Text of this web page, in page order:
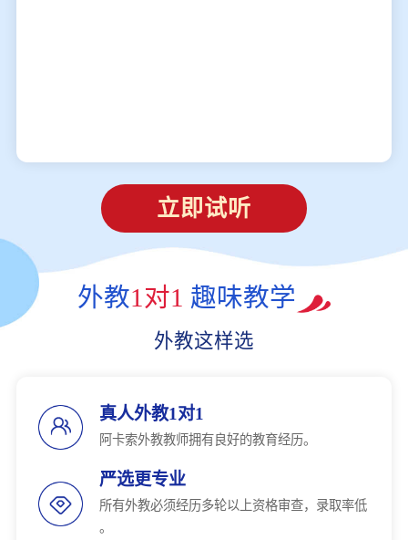
立即试听
外教1对1 趣味教学
外教这样选
真人外教1对1
阿卡索外教教师拥有良好的教育经历。
严选更专业
所有外教必须经历多轮以上资格审查，录取率低
。